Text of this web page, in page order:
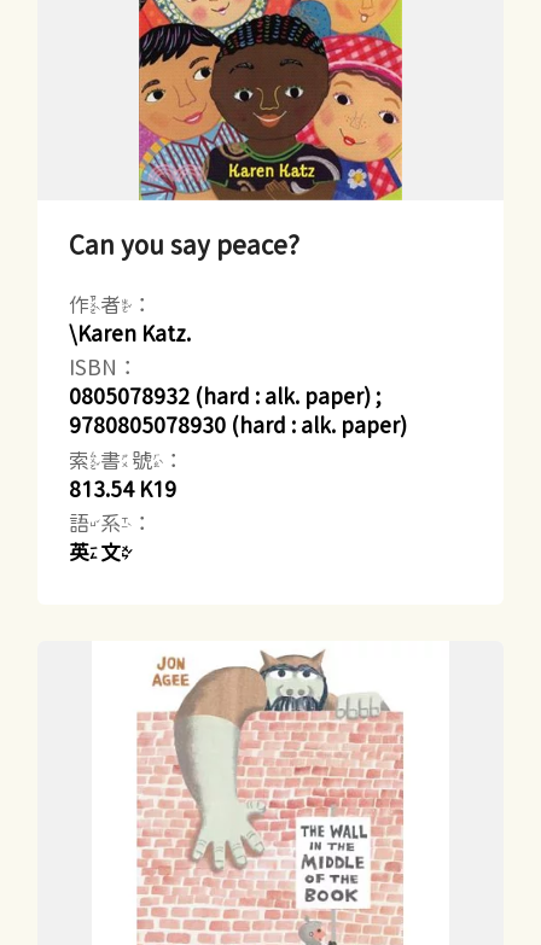
Can you say peace?
作者：
\Karen Katz.
ISBN：
0805078932 (hard : alk. paper) ;
9780805078930 (hard : alk. paper)
索書號：
813.54 K19
語系：
英文